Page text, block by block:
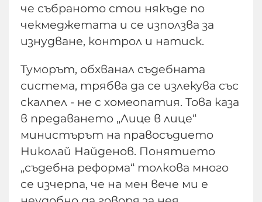
че събраното стои някъде по
чекмеджетата и се използва за
изнудване, контрол и натиск.
Туморът, обхванал съдебната
система, трябва да се излекува със
скалпел - не с хомеопатия. Това каза
в предаването „Лице в лице“
министърът на правосъдието
Николай Найденов. Понятието
„съдебна реформа“ толкова много
се изчерпа, че на мен вече ми е